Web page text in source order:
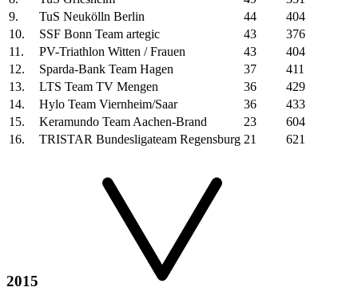
9.
TuS Neukölln Berlin 44
404
10.
SSF Bonn Team artegic 43
376
11.
PV-Triathlon Witten / Frauen 43
404
12.
Sparda-Bank Team Hagen 37
411
13.
LTS Team TV Mengen 36
429
14.
Hylo Team Viernheim/Saar 36
433
15.
Keramundo Team Aachen-Brand 23
604
16.
TRISTAR Bundesligateam Regensburg 21 621
2015